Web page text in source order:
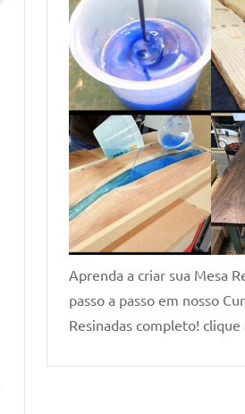
Aprenda a criar sua Mesa
passo a passo em nosso
Resinadas completo! clique